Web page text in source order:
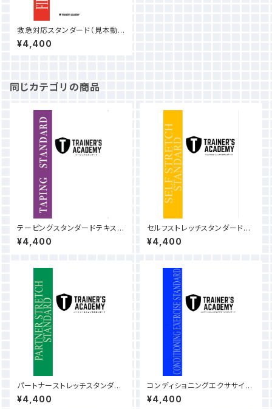
救急対応スタンダード（見本動
画付き） ※養護教諭のための
救急対応バイブルとは異なりま
¥4,400
同じカテゴリの商品
テーピングスタンダードテキスト
（見本動画付）
¥4,400
セルフストレッチスタンダードテ
キスト（見本動画付）
¥4,400
パートナーストレッチスタンダー
ドテキスト（見本動画付）
¥4,400
コンディショニングエクササイズ
スタンダードテキスト（見本動画
付）
¥4,400